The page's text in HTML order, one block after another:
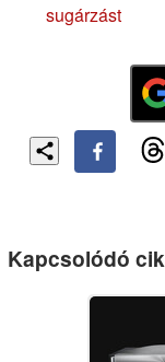
sugárzást
Kapcsolódó